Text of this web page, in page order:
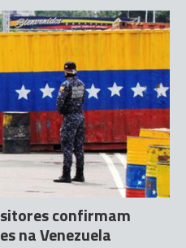
confirmam
na Venezuela